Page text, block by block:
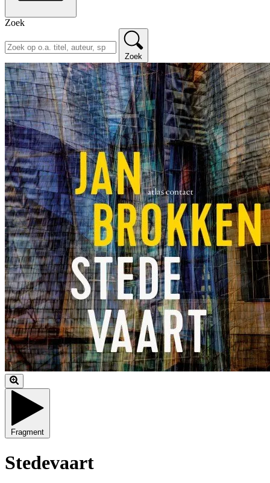
Zoek
Zoek
Fragment
Stedevaart